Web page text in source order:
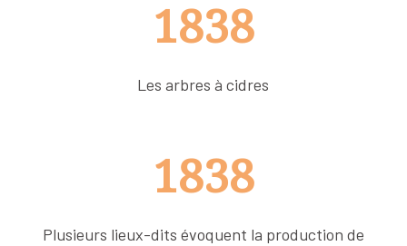
1838
Les arbres à cidres
1838
Plusieurs lieux-dits évoquent la production de